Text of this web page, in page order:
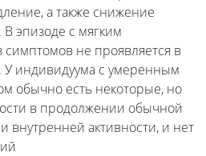
а также снижение
В эпизоде с мягким
не проявляется в
У индивидуума с умеренным
обычно есть некоторые, но
в продолжении обычной
внутренней активности, и нет